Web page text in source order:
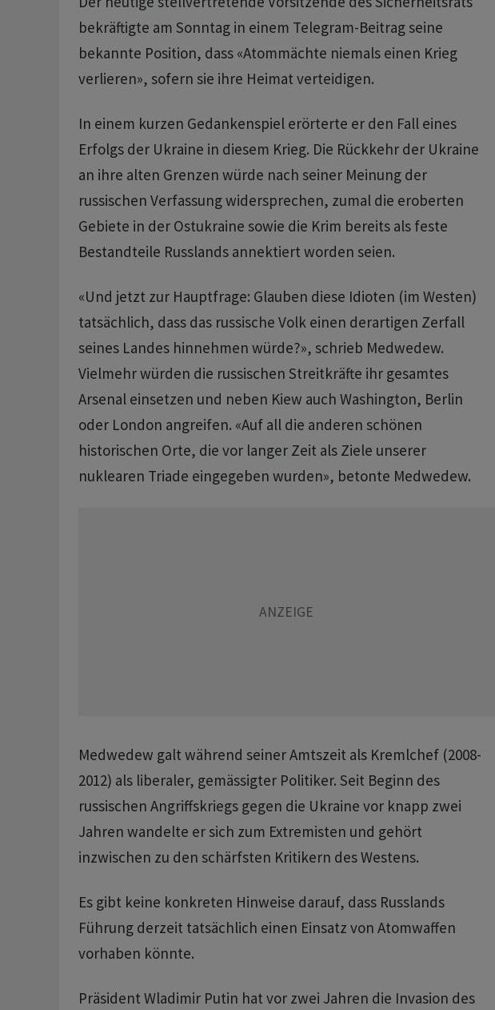
bekräftigte am Sonntag in einem Telegram-Beitrag seine
bekannte Position, dass «Atommächte niemals einen Krieg
verlieren», sofern sie ihre Heimat verteidigen.
In einem kurzen Gedankenspiel erörterte er den Fall eines
Erfolgs der Ukraine in diesem Krieg. Die Rückkehr der Ukraine
an ihre alten Grenzen würde nach seiner Meinung der
russischen Verfassung widersprechen, zumal die eroberten
Gebiete in der Ostukraine sowie die Krim bereits als feste
Bestandteile Russlands annektiert worden seien.
«Und jetzt zur Hauptfrage: Glauben diese Idioten (im Westen)
tatsächlich, dass das russische Volk einen derartigen Zerfall
seines Landes hinnehmen würde?», schrieb Medwedew.
Vielmehr würden die russischen Streitkräfte ihr gesamtes
Arsenal einsetzen und neben Kiew auch Washington, Berlin
oder London angreifen. «Auf all die anderen schönen
historischen Orte, die vor langer Zeit als Ziele unserer
nuklearen Triade eingegeben wurden», betonte Medwedew.
Medwedew galt während seiner Amtszeit als Kremlchef (2008-
2012) als liberaler, gemässigter Politiker. Seit Beginn des
russischen Angriffskriegs gegen die Ukraine vor knapp zwei
Jahren wandelte er sich zum Extremisten und gehört
inzwischen zu den schärfsten Kritikern des Westens.
Es gibt keine konkreten Hinweise darauf, dass Russlands
Führung derzeit tatsächlich einen Einsatz von Atomwaffen
vorhaben könnte.
Präsident Wladimir Putin hat vor zwei Jahren die Invasion des